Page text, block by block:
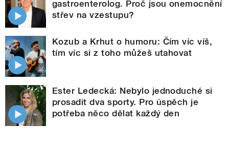
gastroenterolog. Proč jsou onemocnění
střev na vzestupu?
Kozub a Krhut o humoru: Čím víc víš,
tím víc si z toho můžeš utahovat
Ester Ledecká: Nebylo jednoduché si
prosadit dva sporty. Pro úspěch je
potřeba něco dělat každý den